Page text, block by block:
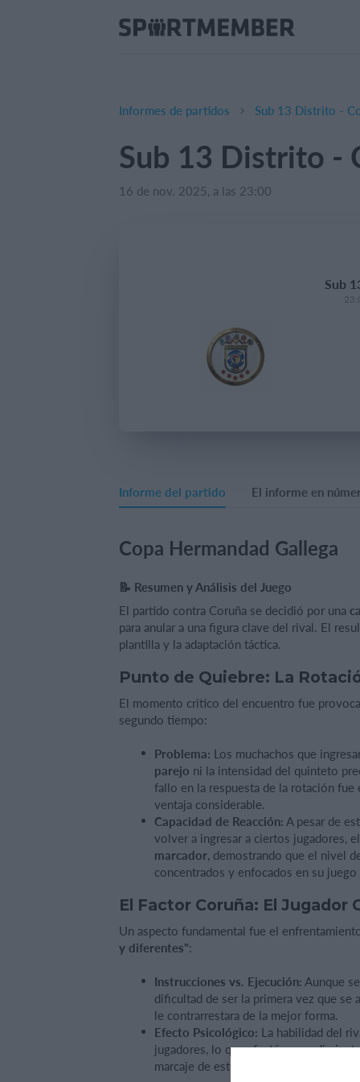
Informes de partidos Sub 13 Distrito -
Sub 13 Distrito -
16 de nov. 2025, a las 23:00
Sub
Informe del partido El informe en
Copa Hermandad Gallega
📝 Resumen y Análisis del Juego
El partido contra Coruña se decidió por una
para anular a una figura clave del rival. El
plantilla y la adaptación táctica.
Punto de Quiebre: La
El momento crítico del encuentro fue
segundo tiempo:
Problema: Los muchachos que
parejo ni la intensidad del quinteto
fallo en la respuesta de la rotación fue
ventaja considerable.
Capacidad de Reacción: A pesar de
volver a ingresar a ciertos jugadores,
marcador, demostrando que el nivel
concentrados y enfocados en su
El Factor Coruña: El Jugador
Un aspecto fundamental fue el
y diferentes":
Instrucciones vs. Ejecución: Aunque
dificultad de ser la primera vez que se
le contrarrestara de la mejor forma.
Efecto Psicológico: La habilidad del
jugadores, lo que afectó su
marcaje de este jugador.